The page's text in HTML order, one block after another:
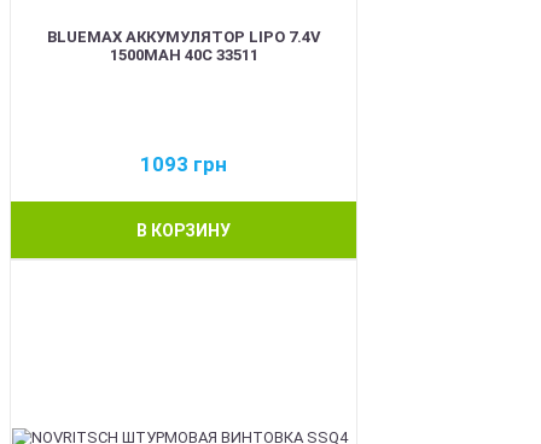
BLUEMAX АККУМУЛЯТОР LIPO 7.4V
1500MAH 40C 33511
1093 грн
В КОРЗИНУ